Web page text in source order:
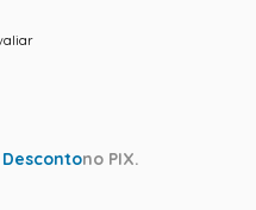
Descontono PIX.